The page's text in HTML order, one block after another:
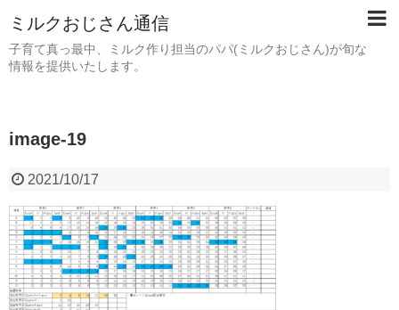
ミルクおじさん通信
子育て真っ最中、ミルク作り担当のパパ(ミルクおじさん)が旬な
情報を提供いたします。
image-19
2021/10/17